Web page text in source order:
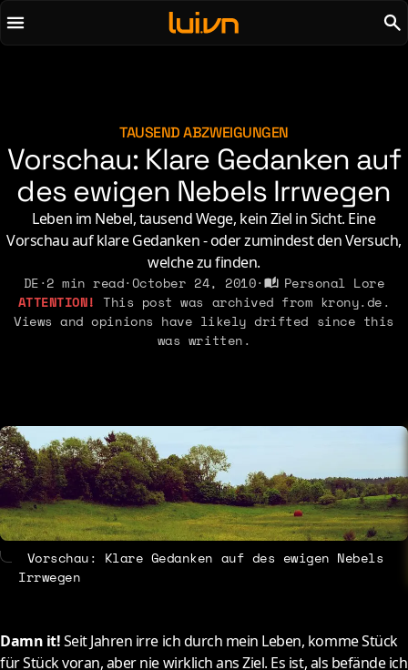
To main content
To menu
Code
Concrete & Steel
Curiosity & Science
Digital Life
Music
Nerdom & Games
Personal Lore
Politics & Ideology
2026
2025
2021
2019
2018
2015
2014
2013
2011
2010
2009
About
TAUSEND ABZWEIGUNGEN
Vorschau: Klare Gedanken auf
des ewigen Nebels Irrwegen
Leben im Nebel, tausend Wege, kein Ziel in Sicht. Eine
Vorschau auf klare Gedanken - oder zumindest den Versuch,
welche zu finden.
DE·2 min read·October 24, 2010·
Personal Lore
This post was archived from krony.de.
Views and opinions have likely drifted since this
was written.
Vorschau: Klare Gedanken auf des ewigen Nebels
Irrwegen
Damn it!Seit Jahren irre ich durch mein Leben, komme Stück
für Stück voran, aber nie wirklich ans Ziel. Es ist, als befände ich